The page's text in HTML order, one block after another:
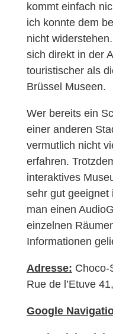
kommt einfach
ich konnte dem
nicht
sich direkt in der
touristischer als
Brüssel Museen.
Wer bereits ein
einer anderen
vermutlich nicht
erfahren.
interaktives
sehr gut geeignet
man einen
einzelnen
Informationen
Adresse: Choco-
Rue de l’Etuve
Google